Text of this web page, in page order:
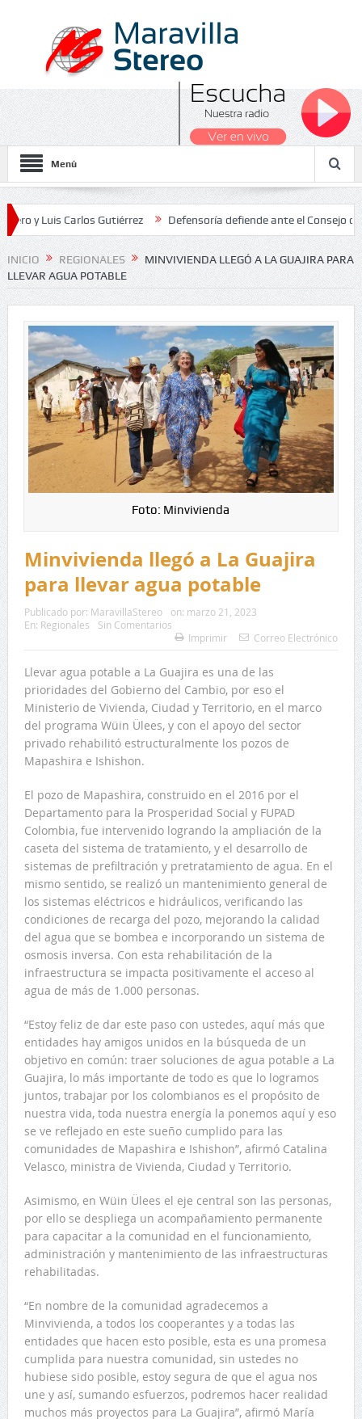
Menú
Carlos Gutiérrez Defensoría defiende ante el Consejo de Estado
2026
INICIO REGIONALES
MINVIVIENDA LLEGÓ A LA GUAJIRA PARA
LLEVAR AGUA POTABLE
Foto: Minvivienda
Minvivienda llegó a La Guajira
para llevar agua potable
Publicado por: MaravillaStereo on: marzo 21, 2023
En: Regionales
Sin Comentarios
Imprimir
Correo Electrónico
Llevar agua potable a La Guajira es una de las
prioridades del Gobierno del Cambio, por eso el
Ministerio de Vivienda, Ciudad y Territorio, en el marco
del programa Wüin Ülees, y con el apoyo del sector
privado rehabilitó estructuralmente los pozos de
Mapashira e Ishishon.
El pozo de Mapashira, construido en el 2016 por el
Departamento para la Prosperidad Social y FUPAD
Colombia, fue intervenido logrando la ampliación de la
caseta del sistema de tratamiento, y el desarrollo de
sistemas de prefiltración y pretratamiento de agua. En el
mismo sentido, se realizó un mantenimiento general de
los sistemas eléctricos e hidráulicos, verificando las
condiciones de recarga del pozo, mejorando la calidad
del agua que se bombea e incorporando un sistema de
osmosis inversa. Con esta rehabilitación de la
infraestructura se impacta positivamente el acceso al
agua de más de 1.000 personas.
“Estoy feliz de dar este paso con ustedes, aquí más que
entidades hay amigos unidos en la búsqueda de un
objetivo en común: traer soluciones de agua potable a La
Guajira, lo más importante de todo es que lo logramos
juntos, trabajar por los colombianos es el propósito de
nuestra vida, toda nuestra energía la ponemos aquí y eso
se ve reflejado en este sueño cumplido para las
comunidades de Mapashira e Ishishon”, afirmó Catalina
Velasco, ministra de Vivienda, Ciudad y Territorio.
Asimismo, en Wüin Ülees el eje central son las personas,
por ello se despliega un acompañamiento permanente
para capacitar a la comunidad en el funcionamiento,
administración y mantenimiento de las infraestructuras
rehabilitadas.
“En nombre de la comunidad agradecemos a
Minvivienda, a todos los cooperantes y a todas las
entidades que hacen esto posible, esta es una promesa
cumplida para nuestra comunidad, sin ustedes no
hubiese sido posible, estoy segura de que el agua nos
une y así, sumando esfuerzos, podremos hacer realidad
muchos más proyectos para La Guajira”, afirmó María